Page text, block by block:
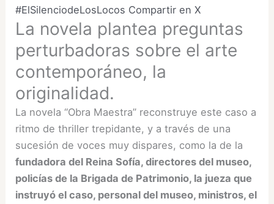
#ElSilenciodeLosLocos Compartir en X
La novela plantea preguntas
perturbadoras sobre el arte
contemporáneo, la
originalidad.
La novela “Obra Maestra” reconstruye este caso a
ritmo de thriller trepidante, y a través de una
sucesión de voces muy dispares, como la de la
fundadora del Reina Sofía, directores del museo,
policías de la Brigada de Patrimonio, la jueza que
instruyó el caso, personal del museo, ministros, el